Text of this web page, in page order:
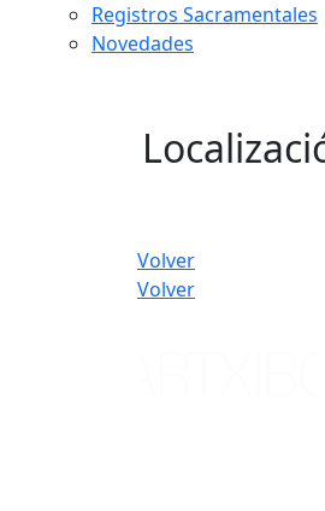
Registros Sacramentales
Novedades
Volver
Volver